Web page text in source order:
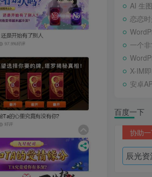
AI 生
恋恋
WordPress主题
一个
X-IM
安卓
百度一下
协助